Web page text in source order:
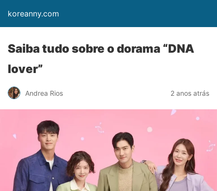
koreanny.com
Saiba tudo sobre o dorama “DNA
lover”
Andrea Rios 2 anos atrás